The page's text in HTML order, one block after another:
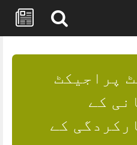
پراجیکٹ
کے
کے